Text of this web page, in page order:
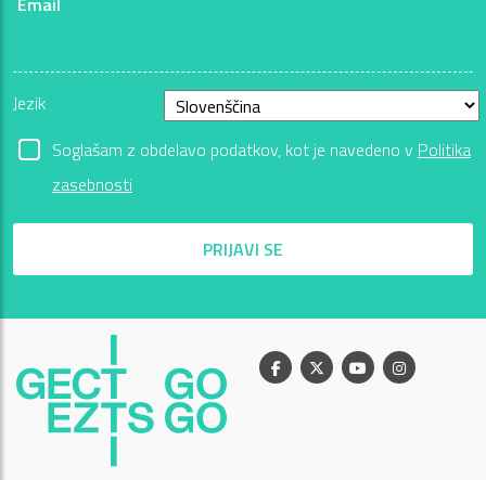
Jezik
Soglašam z obdelavo podatkov, kot je navedeno v Politika
zasebnosti
PRIJAVI SE
Facebook
X YoutubeInstagram